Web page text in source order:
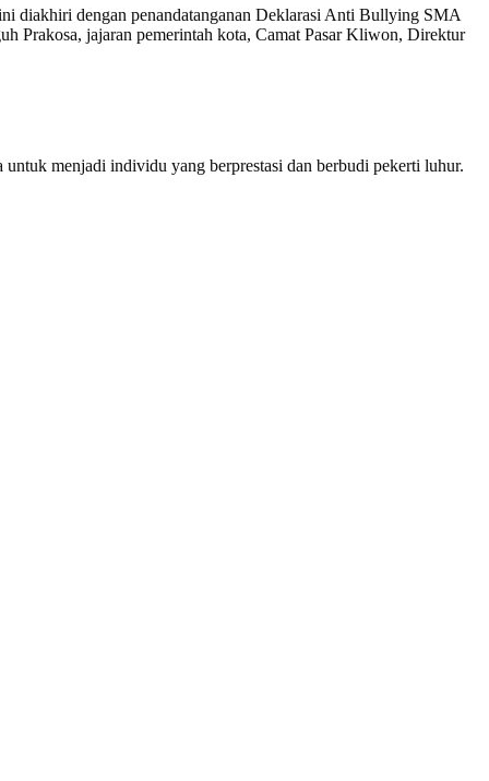
diakhiri dengan penandatanganan Deklarasi Anti Bullying SMA
jajaran pemerintah kota, Camat Pasar Kliwon, Direktur
menjadi individu yang berprestasi dan berbudi pekerti luhur.